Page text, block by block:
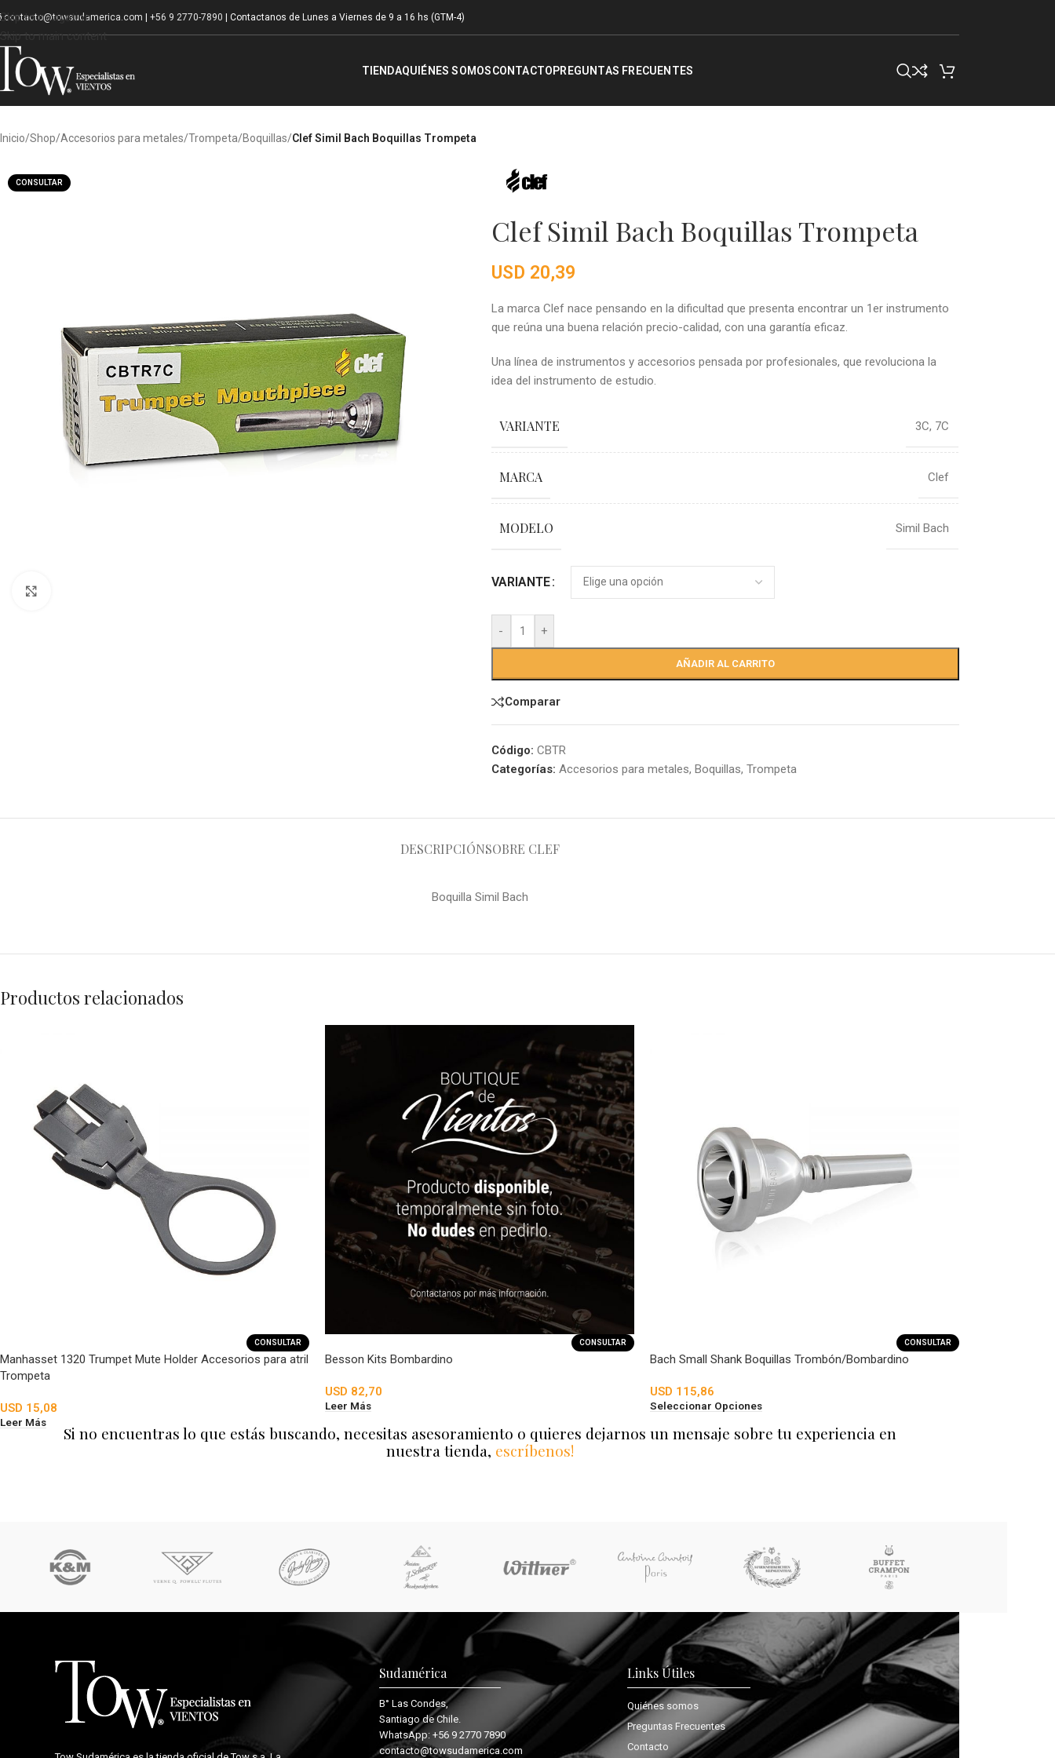
Skip to navigation
Skip to main content
contacto@towsudamerica.com +56 9 2770-7890 | Contactanos de Lunes a Viernes de 9 a 16 hs (GTM-4)
TIENDAQUIÉNES SOMOSCONTACTOPREGUNTAS FRECUENTES
Inicio/Shop/Accesorios para metales/Trompeta/Boquillas/Clef Simil Bach Boquillas Trompeta
CONSULTAR
Clef Simil Bach Boquillas Trompeta
USD 20,39
La marca Clef nace pensando en la dificultad que presenta encontrar un 1er instrumento
que reúna una buena relación precio-calidad, con una garantía eficaz.
Una línea de instrumentos y accesorios pensada por profesionales, que revoluciona la
idea del instrumento de estudio.
VARIANTE 3C, 7C
MARCA Clef
MODELO Simil Bach
VARIANTE
- +
AÑADIR AL CARRITO
Comparar
Código: CBTR
Categorías: Accesorios para metales, Boquillas, Trompeta
DESCRIPCIÓNSOBRE CLEF
Boquilla Simil Bach
Productos relacionados
CONSULTAR
Manhasset 1320 Trumpet Mute Holder Accesorios para atril
Trompeta
USD 15,08
Leer Más
CONSULTAR
Besson Kits Bombardino
USD 82,70
Leer Más
CONSULTAR
Bach Small Shank Boquillas Trombón/Bombardino
USD 115,86
Seleccionar Opciones
Si no encuentras lo que estás buscando, necesitas asesoramiento o quieres dejarnos un mensaje sobre tu experiencia en
nuestra tienda, escríbenos!
Sudamérica
B° Las Condes,
Santiago de Chile.
WhatsApp: +56 9 2770 7890
contacto@towsudamerica.com
Links Útiles
Quiénes somos
Preguntas Frecuentes
Contacto